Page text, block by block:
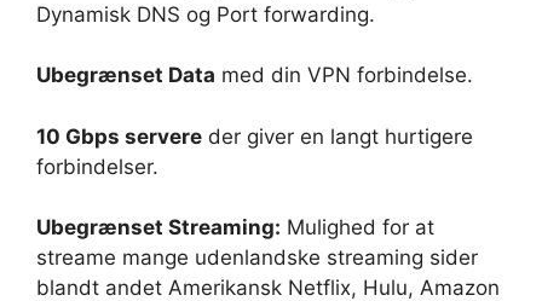
Dynamisk DNS og Port forwarding.
Ubegrænset Data med din VPN forbindelse.
10 Gbps servere der giver en langt hurtigere
forbindelser.
Ubegrænset Streaming: Mulighed for at
streame mange udenlandske streaming sider
blandt andet Amerikansk Netflix, Hulu, Amazon